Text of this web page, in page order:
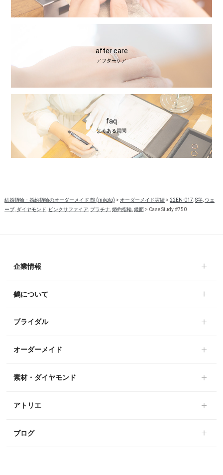
after care
アフターケア
faq
よくある質問
結婚指輪・婚約指輪のオーダーメイド 鶴 (mikoto) > オーダーメイド実績> 22EN-017,S字, ウェ
ーブ, ダイヤモンド, ピンクサファイア, プラチナ,婚約指輪,鏡面 > Case Study #750
企業情報
鶴について
ブライダル
オーダーメイド
素材・ダイヤモンド
アトリエ
ブログ